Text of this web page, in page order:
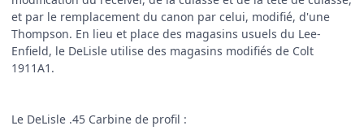
et par le remplacement du canon par celui, modifié, d'une
Thompson. En lieu et place des magasins usuels du Lee-
Enfield, le DeLisle utilise des magasins modifiés de Colt
1911A1.
Le DeLisle .45 Carbine de profil :